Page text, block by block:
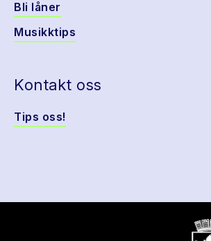
Bli låner
Musikktips
Kontakt oss
Tips oss!